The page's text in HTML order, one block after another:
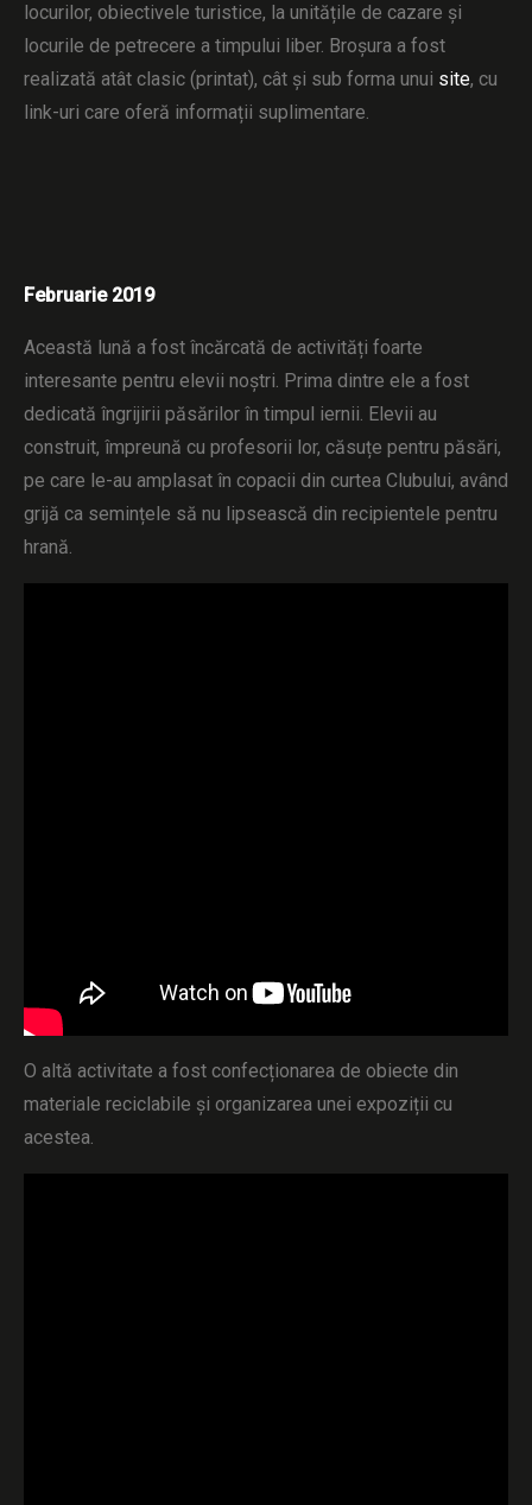
locurilor, obiectivele turistice, la unitățile de cazare și
locurile de petrecere a timpului liber. Broșura a fost
realizată atât clasic (printat), cât și sub forma unui site, cu
link-uri care oferă informații suplimentare.
Februarie 2019
Această lună a fost încărcată de activități foarte
interesante pentru elevii noștri. Prima dintre ele a fost
dedicată îngrijirii păsărilor în timpul iernii. Elevii au
construit, împreună cu profesorii lor, căsuțe pentru păsări,
pe care le-au amplasat în copacii din curtea Clubului, având
grijă ca semințele să nu lipsească din recipientele pentru
hrană.
O altă activitate a fost confecționarea de obiecte din
materiale reciclabile și organizarea unei expoziții cu
acestea.